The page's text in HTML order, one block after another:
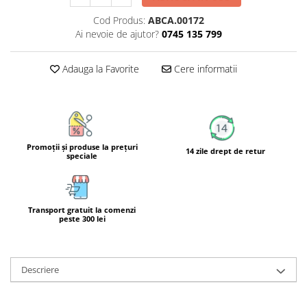
Multiminerale
Cod Produs: ABCA.00172
Ai nevoie de ajutor? 0745 135 799
Adauga la Favorite Cere informatii
Promoţii şi produse la preţuri
speciale
14 zile drept de retur
Transport gratuit la comenzi
peste 300 lei
Descriere